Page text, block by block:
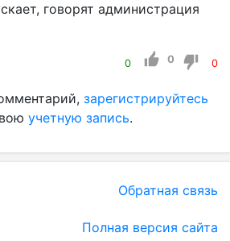
говорят администрация
0 0 0
зарегистрируйтесь
учетную запись.
Обратная связь
Полная версия сайта